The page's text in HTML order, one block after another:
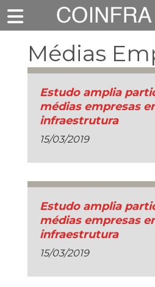
Médias
Estudo amplia
médias empresas
infraestrutura
15/03/2019
Estudo amplia
médias empresas
infraestrutura
15/03/2019